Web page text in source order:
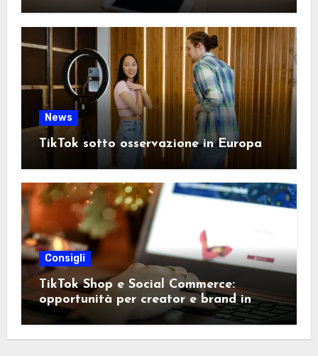
News
TikTok sotto osservazione in Europa
Consigli
TikTok Shop e Social Commerce:
opportunità per creator e brand in
Italia